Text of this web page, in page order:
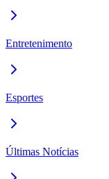
Entretenimento
Esportes
Últimas Notícias